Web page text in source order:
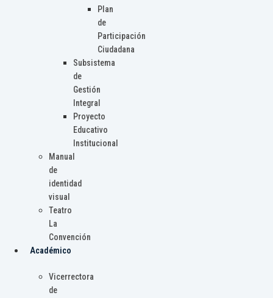
Plan
de
Participación
Ciudadana
Subsistema
de
Gestión
Integral
Proyecto
Educativo
Institucional
Manual
de
identidad
visual
Teatro
La
Convención
Académico
Vicerrectora
de